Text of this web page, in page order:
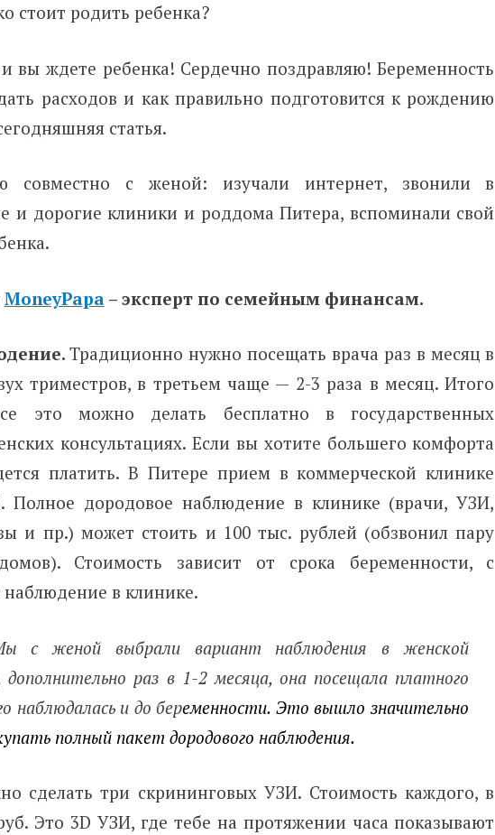
вы ждете ребенка! Сердечно поздравляю! Беременность
расходов и как правильно подготовится к рождению
статья.
совместно с женой: изучали интернет, звонили в
и дорогие клиники и роддома Питера, вспоминали свой
MoneyPapa– эксперт по семейным финансам.
Традиционно нужно посещать врача раз в месяц в
триместров, в третьем чаще — 2-3 раза в месяц. Итого
это можно делать бесплатно в государственных
консультациях. Если вы хотите большего комфорта
платить. В Питере прием в коммерческой клинике
Полное дородовое наблюдение в клинике (врачи, УЗИ,
и пр.) может стоить и 100 тыс. рублей (обзвонил пару
Стоимость зависит от срока беременности, с
наблюдение в клинике.
с женой выбрали вариант наблюдения в женской
дополнительно раз в 1-2 месяца, она посещала платного
наблюдалась и до беременности. Это вышло значительно
полный пакет дородового наблюдения.
сделать три скрининговых УЗИ. Стоимость каждого, в
Это 3D УЗИ, где тебе на протяжении часа показывают